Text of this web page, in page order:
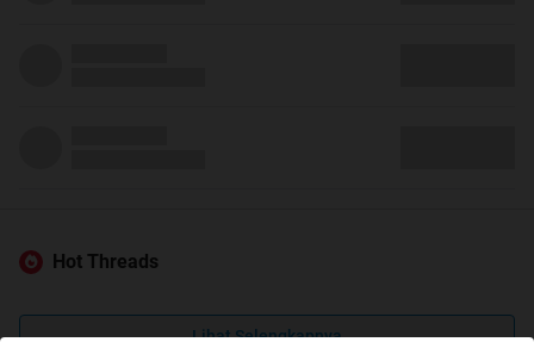
Hot Threads
Lihat Selengkapnya